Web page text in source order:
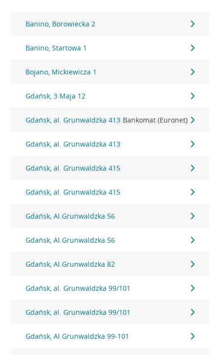
Banino, Borowiecka 2
Banino, Startowa 1
Bojano, Mickiewicza 1
Gdańsk, 3 Maja 12
Gdańsk, al. Grunwaldzka 413 Bankomat (Euronet)
Gdańsk, al. Grunwaldzka 413
Gdańsk, al. Grunwaldzka 415
Gdańsk, al. Grunwaldzka 415
Gdańsk, Al.Grunwaldzka 56
Gdańsk, Al.Grunwaldzka 56
Gdańsk, Al.Grunwaldzka 82
Gdańsk, al. Grunwaldzka 99/101
Gdańsk, al. Grunwaldzka 99/101
Gdańsk, Al.Grunwaldzka 99-101